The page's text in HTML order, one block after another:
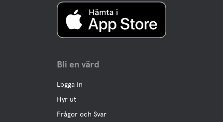
Bli en värd
Logga in
Hyr ut
Frågor och Svar